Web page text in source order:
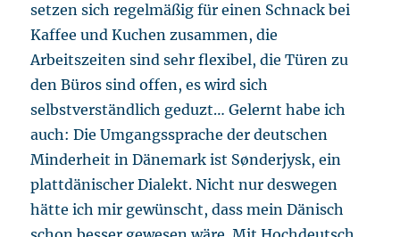
setzen sich regelmäßig für einen Schnack bei
Kaffee und Kuchen zusammen, die
Arbeitszeiten sind sehr flexibel, die Türen zu
den Büros sind offen, es wird sich
selbstverständlich geduzt… Gelernt habe ich
auch: Die Umgangssprache der deutschen
Minderheit in Dänemark ist Sønderjysk, ein
plattdänischer Dialekt. Nicht nur deswegen
hätte ich mir gewünscht, dass mein Dänisch